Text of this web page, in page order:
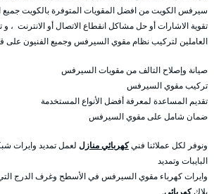
سيرفس الكويت من افضل المقويات المتوفرة بالكويت جميع
تقوية الاشارات أو حل مشاكل انقطاع الاتصال أو الانترنت ،
العاملين لتركيب نظام مقوي السيرفس وجميع الفنيون على
صيانة وإصلاح التالف من مقويات السيرفس
تركيب مقوي السيرفس
تقديم المساعدة لمعرفة أفضل الأنواع المستخدمة
ضمان شامل على مقوي السيرفس
ونوفر لكل عملائنا فنيكهربائي منازل لعمل تمديد وايرات
البايبات وتمديد
وايرات كهرباء مقوي السيرفس في الأسطح وغرف الدرج
بلاككهربائي.